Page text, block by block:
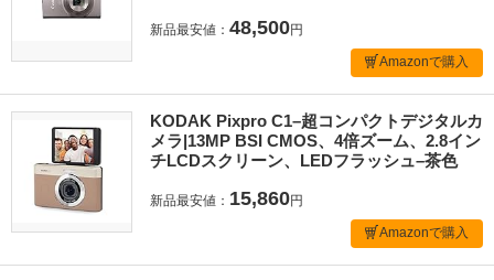
新品最安値： 48,500円
Amazonで購入
KODAK Pixpro C1–超コンパクトデジタルカ
メラ|13MP BSI CMOS、4倍ズーム、2.8イン
チLCDスクリーン、LEDフラッシュ–茶色
新品最安値： 15,860円
Amazonで購入